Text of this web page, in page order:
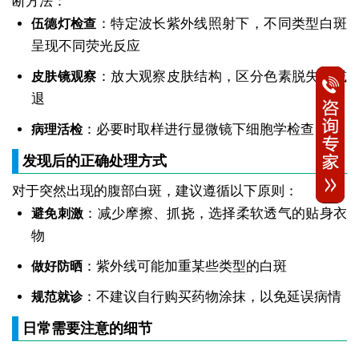
伍德灯检查 ：特定波长紫外线照射下，不同类型白斑
呈现不同荧光反应
皮肤镜观察 ：放大观察皮肤结构，区分色素脱失与减
退
病理活检：必要时取样进行显微镜下细胞学检查
发现后的正确处理方式
对于突然出现的腹部白斑，建议遵循以下原则：
避免刺激 ：减少摩擦、抓挠，选择柔软透气的贴身衣
物
做好防晒：紫外线可能加重某些类型的白斑
规范就诊：不建议自行购买药物涂抹，以免延误病情
日常需要注意的细节